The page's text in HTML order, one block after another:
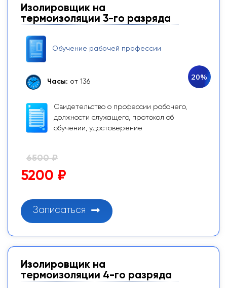
Изолировщик на
термоизоляции 3-го разряда
Обучение рабочей профессии
Часы: от 136
Свидетельство о профессии рабочего,
должности служащего, протокол об
обучении, удостоверение
20%
6500 ₽
5200 ₽
Записаться
Изолировщик на
термоизоляции 4-го разряда